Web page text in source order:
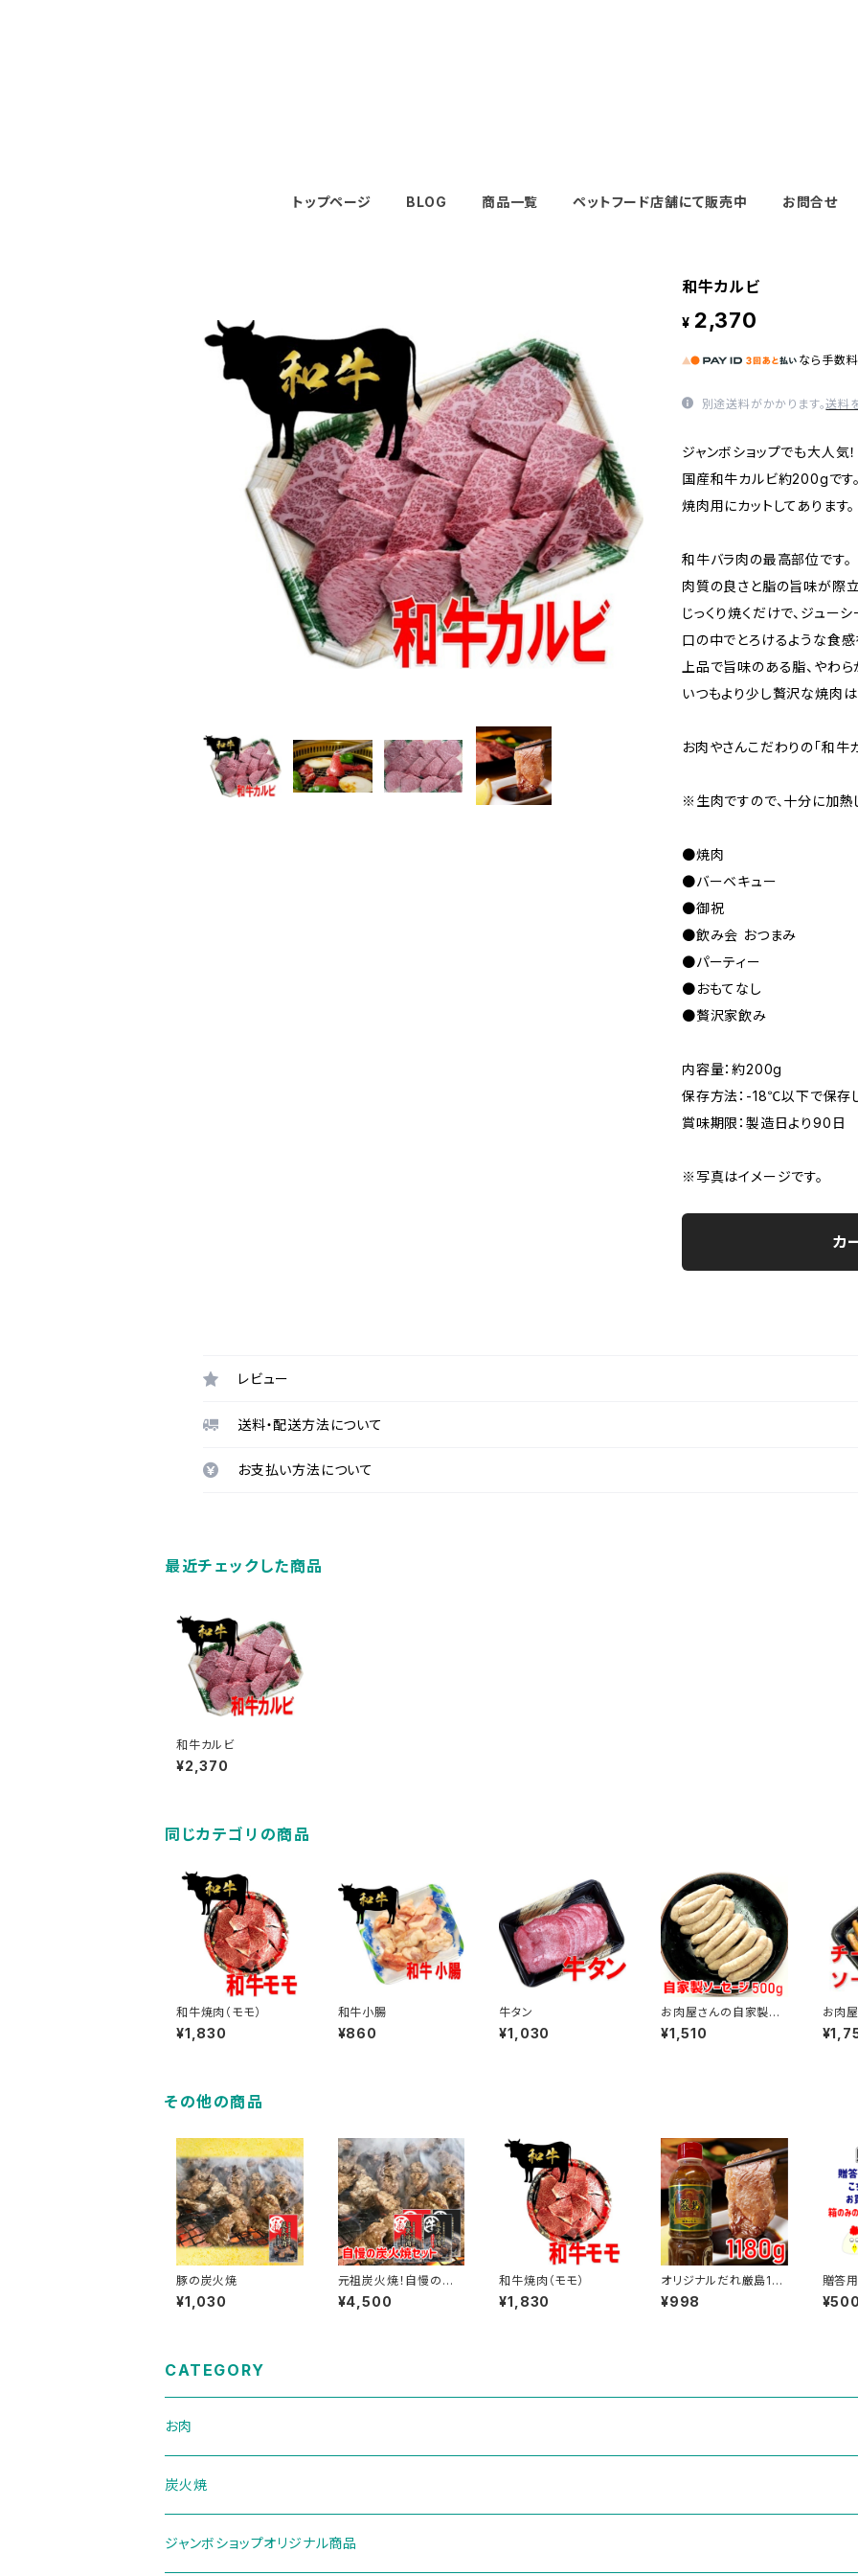
トップページ BLOG 商品一覧 ペットフード店舗にて販売中 お問合せ
和牛カルビ
¥ 2,370
なら 手数
別途送料がかかります。送料
ジャンボショップでも大人気！
国産和牛カルビ約200gです。
焼肉用にカットしてあります。
和牛バラ肉の最高部位です。
肉質の良さと脂の旨味が際
じっくり焼くだけで、ジュー
口の中でとろけるような食感
上品で旨味のある脂、やわ
いつもより少し贅沢な焼肉は
お肉やさんこだわりの「和牛
※生肉ですので、十分に加熱
●焼肉
●バーベキュー
●御祝
●飲み会 おつまみ
●パーティー
●おもてなし
●贅沢家飲み
内容量：約200g
保存方法：-18℃以下で保存し
賞味期限：製造日より90日
※写真はイメージです。
カ
レビュー
送料・配送方法について
お支払い方法について
最近チェックした商品
和牛カルビ
¥2,370
同じカテゴリの商品
和牛焼肉（モモ）
¥1,830
和牛小腸
¥860
牛タン
¥1,030
お肉屋さんの自家製ソ
ーセージ500g
¥1,510
お肉
ラン
その他の商品
豚の炭火焼
¥1,030
元祖炭火焼！自慢の牛
炭＆豚炭セット
¥4,500
和牛焼肉（モモ）
¥1,830
オリジナルだれ厳島118
0g
¥998
贈答
¥500
CATEGORY
お肉
炭火焼
ジャンボショップオリジナル商品